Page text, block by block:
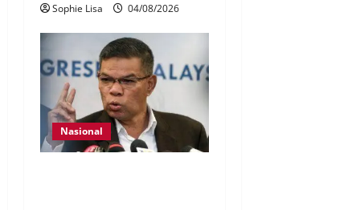
Sophie Lisa 04/08/2026
Nasional